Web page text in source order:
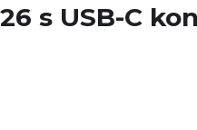
s USB-C